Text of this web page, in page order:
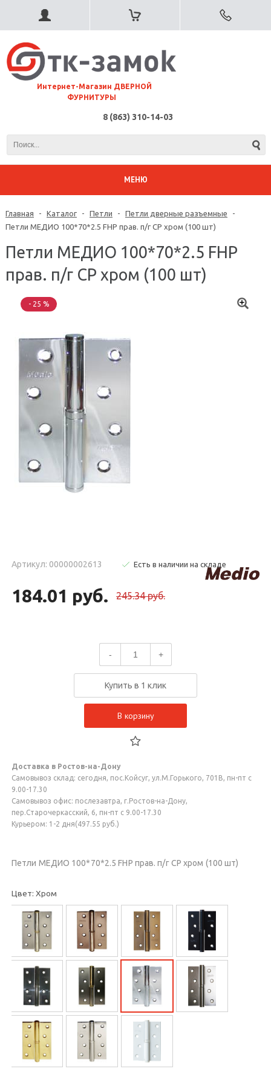
⠀Интернет-Магазин ДВЕРНОЙ
ФУРНИТУРЫ
8 (863) 310-14-03
МЕНЮ
Главная - Каталог - Петли - Петли дверные разъемные
-
Петли МЕДИО 100*70*2.5 FHP прав. п/г CP хром (100 шт)
Петли МЕДИО 100*70*2.5 FHP
прав. п/г CP хром (100 шт)
- 25 %
Артикул: 00000002613 Есть в наличии на складе
184.01 руб. 245.34 руб.
- +
Купить в 1 клик
В корзину
Доставка в Ростов-на-Дону
Самовывоз склад: сегодня, пос.Койсуг, ул.М.Горького, 701В, пн-пт с
9.00-17.30
Самовывоз офис: послезавтра, г.Ростов-на-Дону,
пер.Старочеркасский, 6, пн-пт с 9.00-17.30
Курьером: 1-2 дня(497.55 руб.)
Петли МЕДИО 100*70*2.5 FHP прав. п/г CP хром (100 шт)
Цвет: Хром